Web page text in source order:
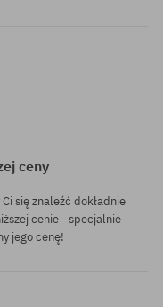
ceny
się znaleźć dokładnie
cenie - specjalnie
jego cenę!